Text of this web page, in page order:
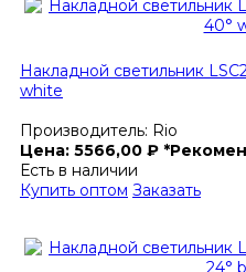
Накладной светильник
white
Производитель: Rio
Цена: 5566,00 ₽
Есть в наличии
Купить оптом Заказать